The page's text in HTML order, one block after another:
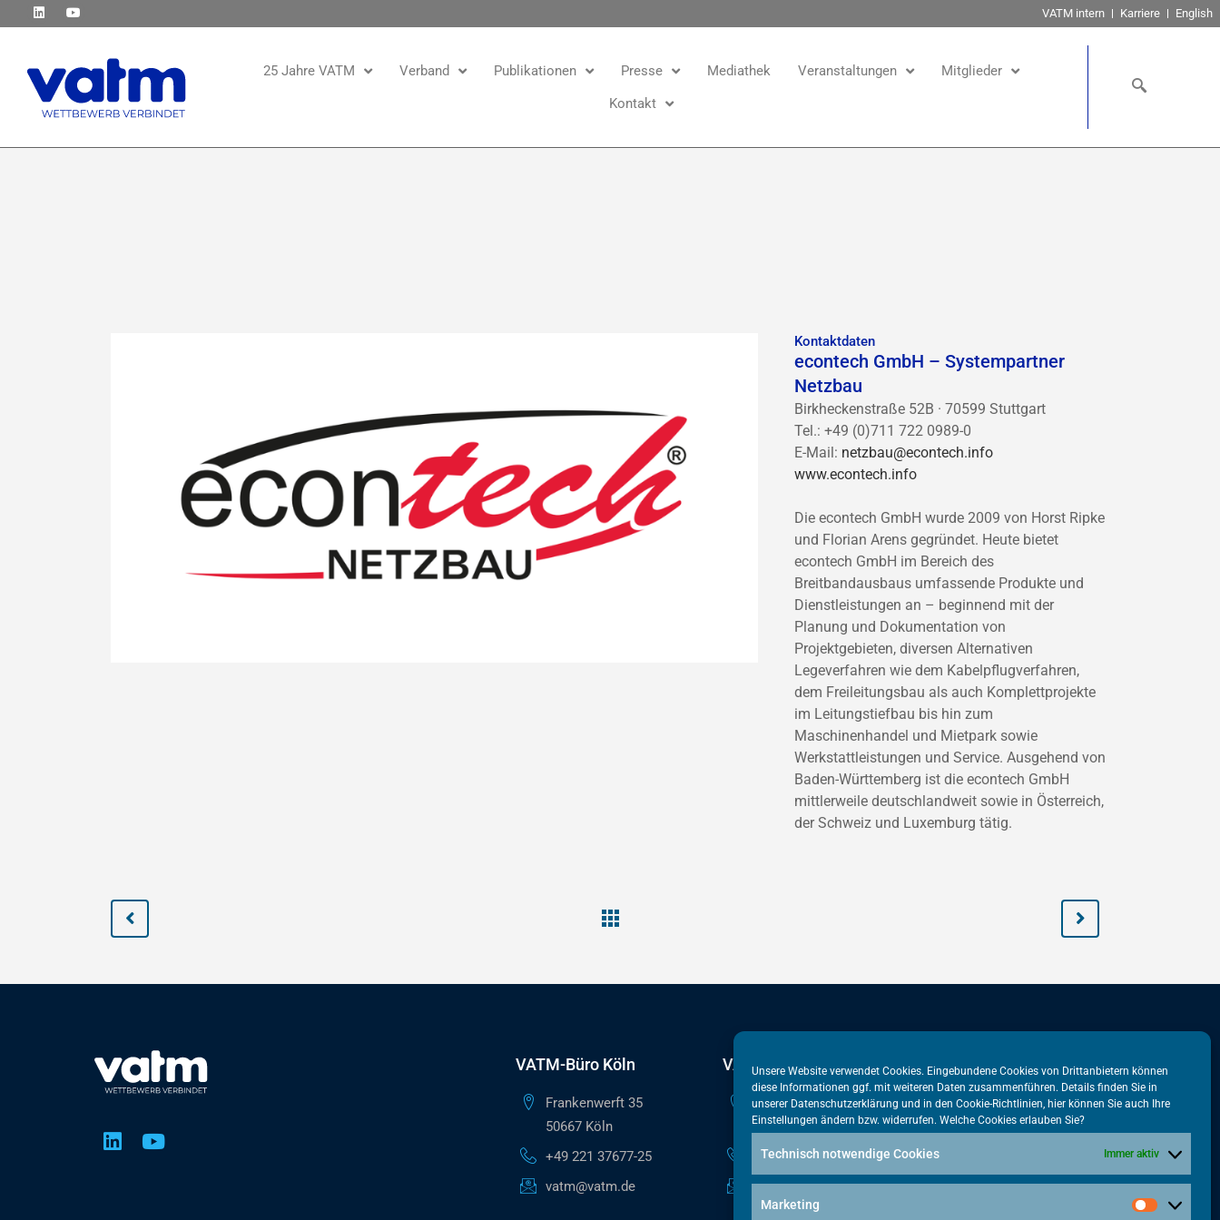
Unsere Website verwendet Cookies. Eingebundene Cookies von Drittanbietern können
diese Informationen ggf. mit weiteren Daten zusammenführen. Details finden Sie in
unserer Datenschutzerklärung und in den Cookie-Richtlinien, hier können Sie auch Ihre
Einstellungen ändern bzw. widerrufen. Welche Cookies erlauben Sie?
Technisch notwendige Cookies Immer aktiv
Marketing
VATM intern Karriere English
25 Jahre VATM Verband Publikationen Presse Mediathek Veranstaltungen
Mitglieder
Kontakt
Kontaktdaten
econtech GmbH – Systempartner
Netzbau
Birkheckenstraße 52B · 70599 Stuttgart
Tel.: +49 (0)711 722 0989-0
E-Mail: netzbau@econtech.info
www.econtech.info
Die econtech GmbH wurde 2009 von Horst Ripke
und Florian Arens gegründet. Heute bietet
econtech GmbH im Bereich des
Breitbandausbaus umfassende Produkte und
Dienstleistungen an – beginnend mit der
Planung und Dokumentation von
Projektgebieten, diversen Alternativen
Legeverfahren wie dem Kabelpflugverfahren,
dem Freileitungsbau als auch Komplettprojekte
im Leitungstiefbau bis hin zum
Maschinenhandel und Mietpark sowie
Werkstattleistungen und Service. Ausgehend von
Baden-Württemberg ist die econtech GmbH
mittlerweile deutschlandweit sowie in Österreich,
der Schweiz und Luxemburg tätig.
VATM-Büro Köln
Frankenwerft 35
50667 Köln
+49 221 37677-25
vatm@vatm.de
VATM-Hauptstadtbüro
Reinhardtstr. 31
10117 Berlin
+49 30 505615-38
berlin@vatm.de
VATM-Büro Brüssel
„House of Competition“
Rue de Trèves 49-51
+32 2 446 00 77